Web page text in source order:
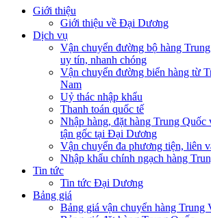
Giới thiệu
Giới thiệu về Đại Dương
Dịch vụ
Vận chuyển đường bộ hàng
uy tín, nhanh chóng
Vận chuyển đường biển hàng từ
Nam
Uỷ thác nhập khẩu
Thanh toán quốc tế
Nhập hàng, đặt hàng Trung Quốc
tận gốc tại Đại Dương
Vận chuyển đa phương tiện, liên
Nhập khẩu chính ngạch hàng
Tin tức
Tin tức Đại Dương
Bảng giá
Bảng giá vận chuyển hàng Trung